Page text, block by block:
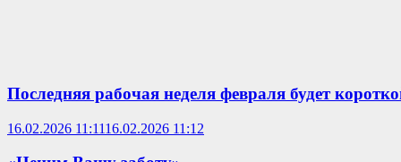
Последняя рабочая неделя февраля будет
16.02.2026 11:1116.02.2026 11:12